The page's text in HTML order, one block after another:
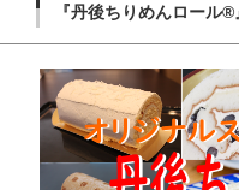
『丹後ちりめんロール